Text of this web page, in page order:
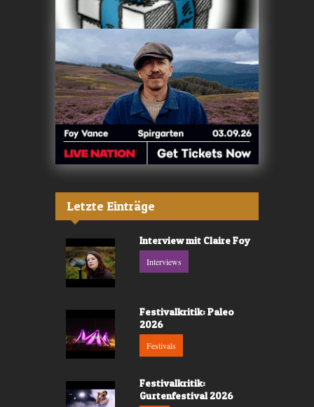
Letzte Einträge
Interview mit Claire Foy
Interviews
Festivalkritik: Paleo
2026
Festivals
Festivalkritik:
Gurtenfestival 2026